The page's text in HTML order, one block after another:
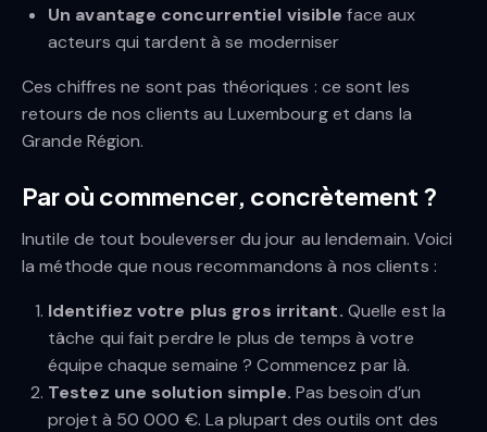
Un avantage concurrentiel visible face aux
acteurs qui tardent à se moderniser
Ces chiffres ne sont pas théoriques : ce sont les
retours de nos clients au Luxembourg et dans la
Grande Région.
Par où commencer, concrètement ?
Inutile de tout bouleverser du jour au lendemain. Voici
la méthode que nous recommandons à nos clients :
Identifiez votre plus gros irritant. Quelle est la
tâche qui fait perdre le plus de temps à votre
équipe chaque semaine ? Commencez par là.
Testez une solution simple. Pas besoin d’un
projet à 50 000 €. La plupart des outils ont des